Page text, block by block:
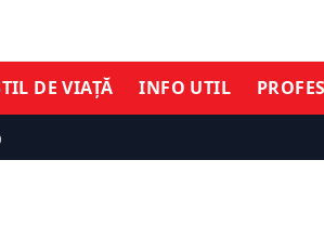
DE VIAȚĂ INFO UTIL